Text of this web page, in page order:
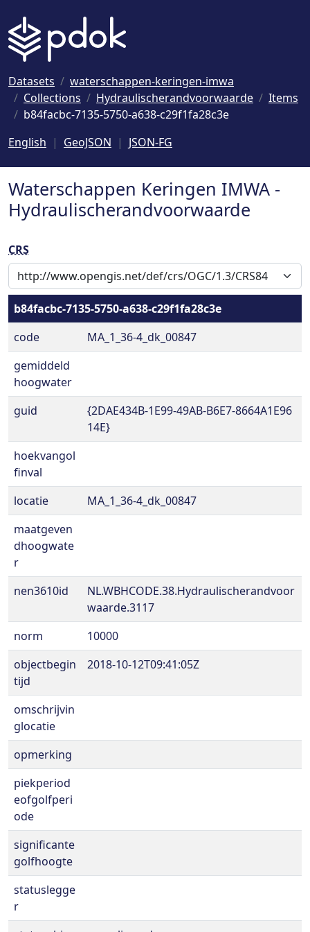
Datasets
waterschappen-keringen-imwa
Collections
Hydraulischerandvoorwaarde
Items
b84facbc-7135-5750-a638-c29f1fa28c3e
English
GeoJSON JSON-FG
Waterschappen Keringen IMWA -
Hydraulischerandvoorwaarde
CRS
b84facbc-7135-5750-a638-c29f1fa28c3e
code
MA_1_36-4_dk_00847
gemiddeld
hoogwater
guid
{2DAE434B-1E99-49AB-B6E7-8664A1E96
14E}
hoekvangol
finval
locatie
MA_1_36-4_dk_00847
maatgeven
dhoogwate
r
nen3610id
NL.WBHCODE.38.Hydraulischerandvoor
waarde.3117
norm
10000
objectbegin
tijd
2018-10-12T09:41:05Z
omschrijvin
glocatie
opmerking
piekperiod
eofgolfperi
ode
significante
golfhoogte
statuslegge
r